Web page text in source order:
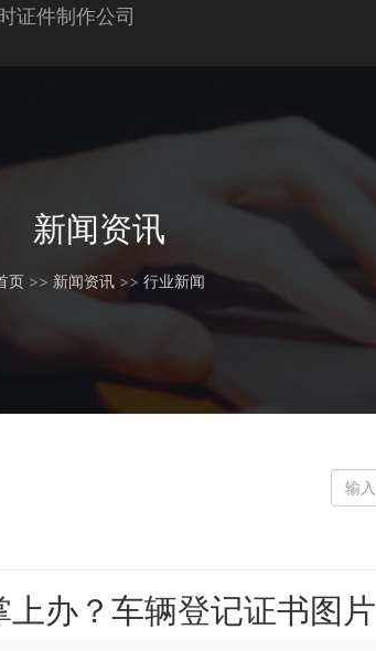
新闻资讯
页 >> 新闻资讯 >> 行业新闻
办？车辆登记证书图片